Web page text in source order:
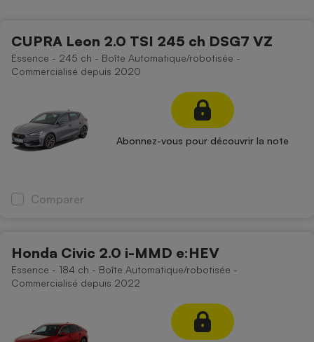
CUPRA Leon 2.0 TSI 245 ch DSG7 VZ
Essence - 245 ch - Boîte Automatique/robotisée -
Commercialisé depuis 2020
Abonnez-vous pour découvrir la note
Comparer
Honda Civic 2.0 i-MMD e:HEV
Essence - 184 ch - Boîte Automatique/robotisée -
Commercialisé depuis 2022
alimentaire
Assurance emprunteur
Téléphone mobile -
Smartphone
Matelas
Radiateur électrique
Mutuelle